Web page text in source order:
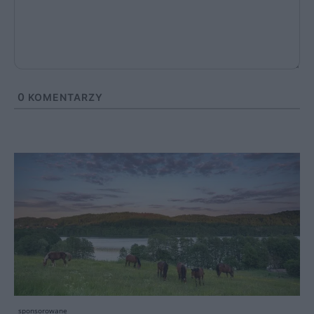
0 KOMENTARZY
sponsorowane